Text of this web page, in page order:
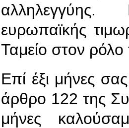
αλληλεγγύης.
ευρωπαϊκής
Ταμείο στον
Επί έξι μήνες
άρθρο 122 της
μήνες